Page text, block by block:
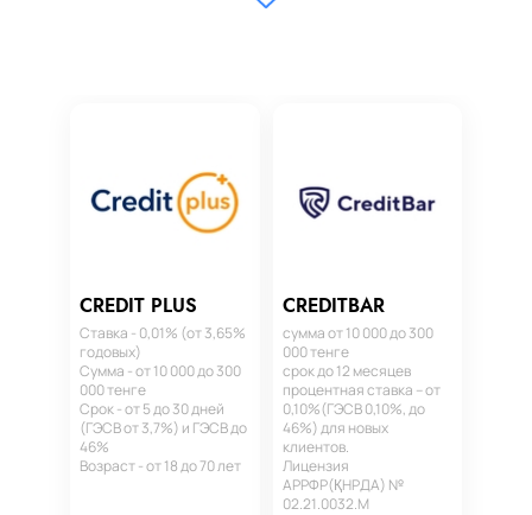
CREDIT PLUS
Ставка - 0,01% (от 3,65%
годовых)
Сумма - от 10 000 до 300
000 тенге
Срок - от 5 до 30 дней
(ГЭСВ от 3,7%) и ГЭСВ до
46%
Возраст - от 18 до 70 лет
CREDITBAR
сумма от 10 000 до 300
000 тенге
срок до 12 месяцев
процентная ставка – от
0,10%(ГЭСВ 0,10%, до
46%) для новых
клиентов.
Лицензия
АРРФР(ҚНРДА) №
02.21.0032.М